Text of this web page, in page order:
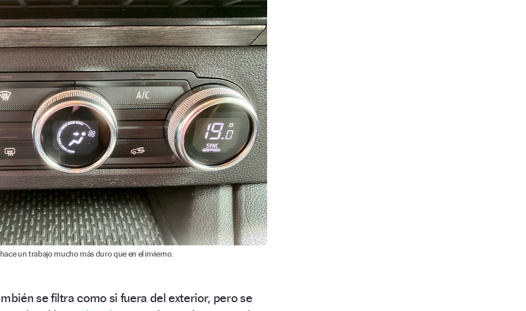
un trabajo mucho más duro que en el invierno.
se filtra como si fuera del exterior, pero se